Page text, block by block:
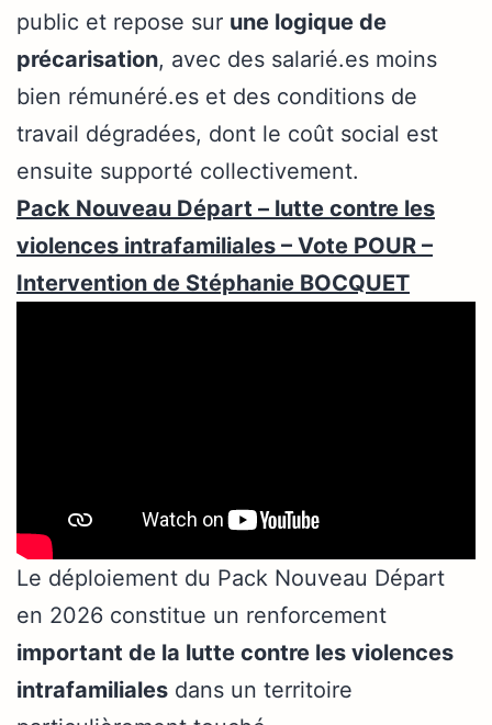
public et repose sur une logique de
précarisation, avec des salarié.es moins
bien rémunéré.es et des conditions de
travail dégradées, dont le coût social est
ensuite supporté collectivement.
Pack Nouveau Départ – lutte contre les
violences intrafamiliales – Vote POUR –
Intervention de Stéphanie BOCQUET
Le déploiement du Pack Nouveau Départ
en 2026 constitue un renforcement
important de la lutte contre les violences
intrafamiliales dans un territoire